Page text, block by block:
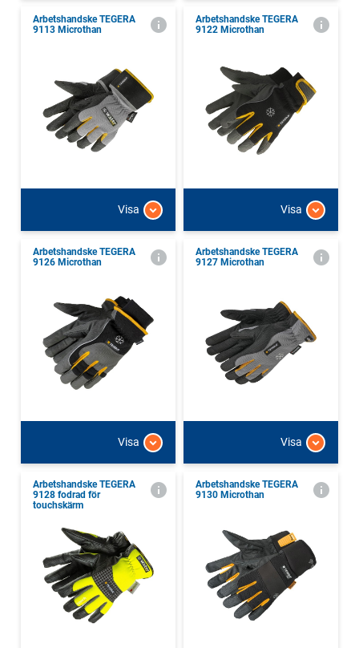
Arbetshandske TEGERA
9113 Microthan
Visa
Arbetshandske TEGERA
9122 Microthan
Visa
Arbetshandske TEGERA
9126 Microthan
Visa
Arbetshandske TEGERA
9127 Microthan
Visa
Arbetshandske TEGERA
9128 fodrad för
touchskärm
Arbetshandske TEGERA
9130 Microthan